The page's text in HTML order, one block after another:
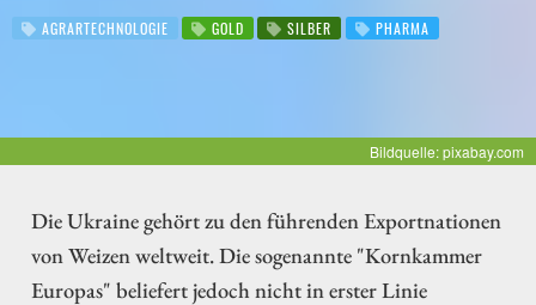
AGRARTECHNOLOGIE GOLD SILBER PHARMA
Bildquelle: pixabay.com
Die Ukraine gehört zu den führenden Exportnationen
von Weizen weltweit. Die sogenannte "Kornkammer
Europas" beliefert jedoch nicht in erster Linie